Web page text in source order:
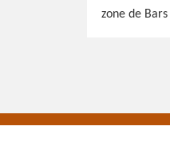
zone de